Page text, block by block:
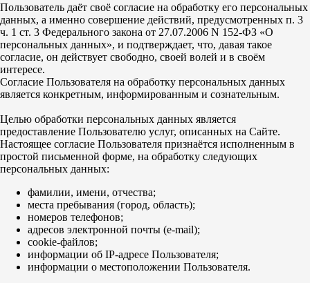
Пользователь даёт своё согласие на обработку его персональных
данных, а именно совершение действий, предусмотренных п. 3
ч. 1 ст. 3 Федерального закона от 27.07.2006 N 152-ФЗ «О
персональных данных», и подтверждает, что, давая такое
согласие, он действует свободно, своей волей и в своём
интересе.
Согласие Пользователя на обработку персональных данных
является конкретным, информированным и сознательным.
Целью обработки персональных данных является
предоставление Пользователю услуг, описанных на Сайте.
Настоящее согласие Пользователя признаётся исполненным в
простой письменной форме, на обработку следующих
персональных данных:
фамилии, имени, отчества;
места пребывания (город, область);
номеров телефонов;
адресов электронной почты (e-mail);
cookie-файлов;
информации об IP-адресе Пользователя;
информации о местоположении Пользователя.